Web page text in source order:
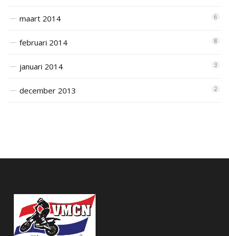
maart 2014 6
februari 2014 8
januari 2014 3
december 2013 2